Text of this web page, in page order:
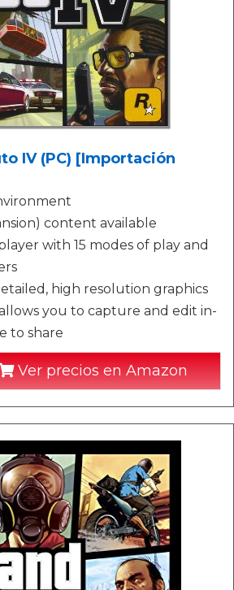
IV (PC) [Importación
content available
with 15 modes of play and
high resolution graphics
you to capture and edit in-
to share
Ver precios en Amazon